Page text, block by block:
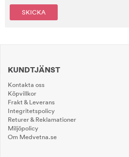
SKICKA
KUNDTJÄNST
Kontakta oss
Köpvillkor
Frakt & Leverans
Integritetspolicy
Returer & Reklamationer
Miljöpolicy
Om Medvetna.se